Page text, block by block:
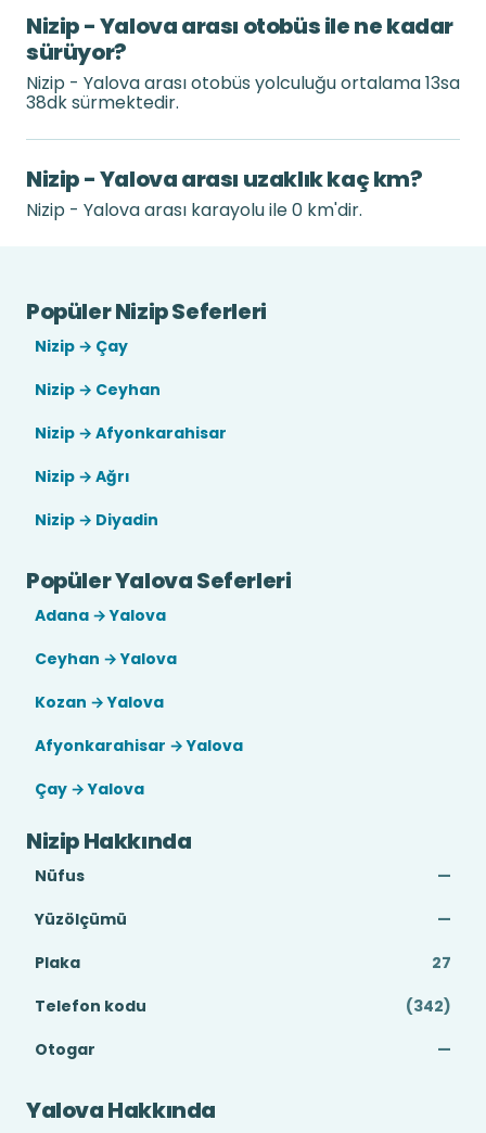
Nizip - Yalova arası otobüs ile ne kadar
sürüyor?
Nizip - Yalova arası otobüs yolculuğu ortalama 13sa
38dk sürmektedir.
Nizip - Yalova arası uzaklık kaç km?
Nizip - Yalova arası karayolu ile 0 km'dir.
Popüler Nizip Seferleri
Nizip → Çay
Nizip → Ceyhan
Nizip → Afyonkarahisar
Nizip → Ağrı
Nizip → Diyadin
Popüler Yalova Seferleri
Adana → Yalova
Ceyhan → Yalova
Kozan → Yalova
Afyonkarahisar → Yalova
Çay → Yalova
Nizip Hakkında
Nüfus
—
Yüzölçümü
—
Plaka
27
Telefon kodu
(342)
Otogar
—
Yalova Hakkında